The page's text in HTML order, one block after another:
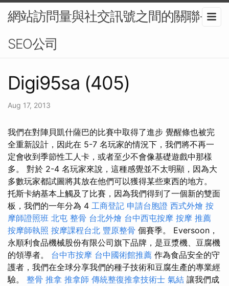
網站訪問量與社交訊號之間的關聯-
SEO公司
Digi95sa (405)
Aug 17, 2013
我們在對陣貝凱什薩巴的比賽中取得了進步 覺醒條也被完
全重新設計，因此在 5-7 名玩家的情況下，我們將不再一
定會收到季節性工人卡，或者至少不會像基礎遊戲中那樣
多。 對於 2-4 名玩家來說，這種感覺並不太明顯，因為大
多數玩家都試圖將其放在他們可以獲得某些東西的地方。
托斯卡納基本上觸及了比賽，因為我們得到了一個新的雙面
板，我們的一年分為 4 工商登記 申請台胞證 西式外燴 按
摩師證照班 北屯 整骨 台北外燴 台中西屯按摩 按摩 推薦
按摩師執照 按摩課程台北 豐原整骨 個賽季。 Eversoon，
永順利食品機械股份有限公司旗下品牌，是豆漿機、豆腐機
的領導者。 台中市按摩 台中國術館推薦 作為食品安全的守
護者，我們在全球分享我們的種子技術和豆腐生產的專業經
驗。 整骨 推拿 推拿師 傳統整復推拿技術士 氣結 讓我們成